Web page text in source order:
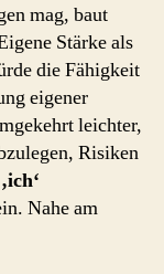
mag, baut
Stärke als
die Fähigkeit
eigener
leichter,
Risiken
Nahe am